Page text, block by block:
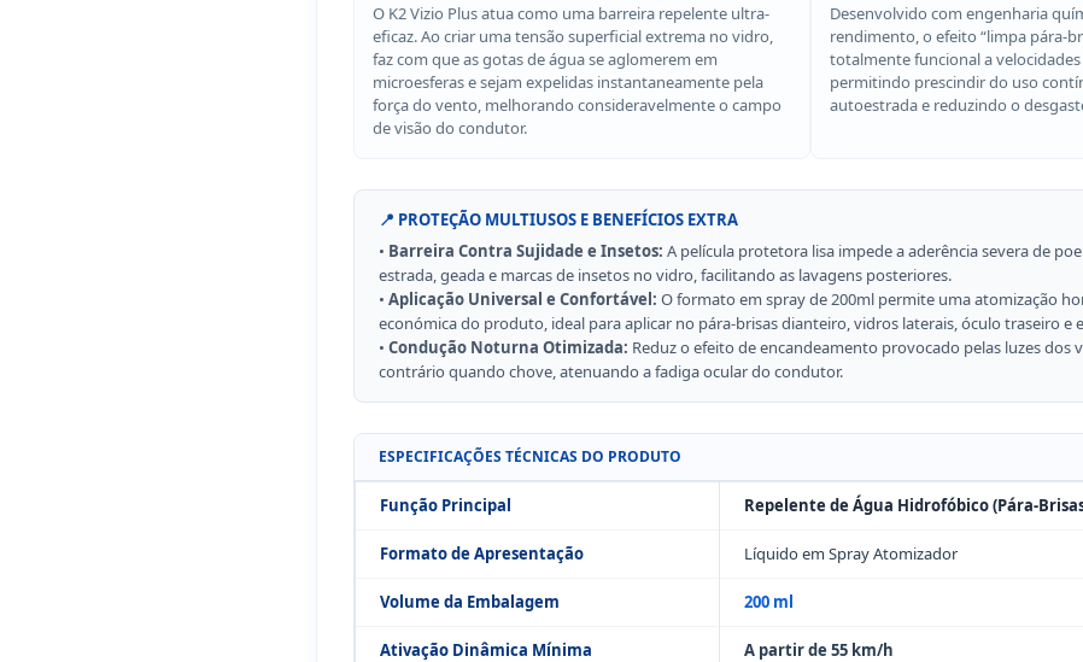
O K2 Vizio Plus atua como uma barreira repelente ultra-
eficaz. Ao criar uma tensão superficial extrema no vidro,
faz com que as gotas de água se aglomerem em
microesferas e sejam expelidas instantaneamente pela
força do vento, melhorando consideravelmente o campo
de visão do condutor.
Desenvolvido com engenharia
rendimento, o efeito “limpa pára-
totalmente funcional a
permitindo prescindir do uso
autoestrada e reduzindo o
📍 PROTEÇÃO MULTIUSOS E BENEFÍCIOS EXTRA
• Barreira Contra Sujidade e Insetos: A película protetora lisa impede a aderência severa de
estrada, geada e marcas de insetos no vidro, facilitando as lavagens posteriores.
• Aplicação Universal e Confortável: O formato em spray de 200ml permite uma atomização
económica do produto, ideal para aplicar no pára-brisas dianteiro, vidros laterais, óculo traseiro e
• Condução Noturna Otimizada: Reduz o efeito de encandeamento provocado pelas luzes dos
contrário quando chove, atenuando a fadiga ocular do condutor.
ESPECIFICAÇÕES TÉCNICAS DO PRODUTO
Função Principal Repelente de Água Hidrofóbico (Pára-
Formato de Apresentação Líquido em Spray Atomizador
Volume da Embalagem 200 ml
Ativação Dinâmica Mínima A partir de 55 km/h